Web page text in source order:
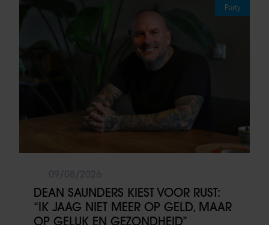
Party
DEAN SAUNDERS KIEST VOOR RUST:
“IK JAAG NIET MEER OP GELD, MAAR
OP GELUK EN GEZONDHEID”